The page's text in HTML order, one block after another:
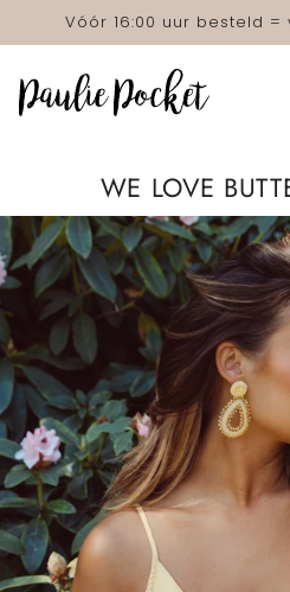
Vóór 16:00 uur besteld
WE LOVE